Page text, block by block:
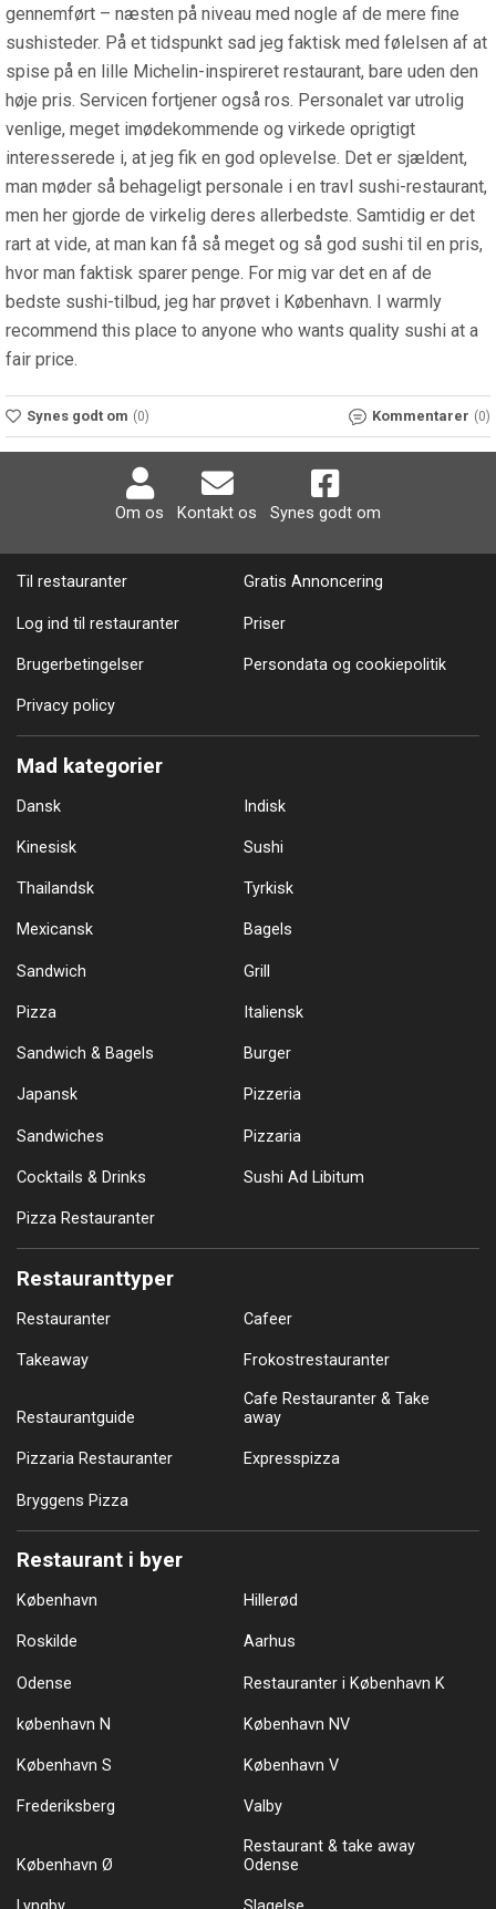
gennemført – næsten på niveau med nogle af de mere fine
sushisteder. På et tidspunkt sad jeg faktisk med følelsen af at
spise på en lille Michelin-inspireret restaurant, bare uden den
høje pris. Servicen fortjener også ros. Personalet var utrolig
venlige, meget imødekommende og virkede oprigtigt
interesserede i, at jeg fik en god oplevelse. Det er sjældent,
man møder så behageligt personale i en travl sushi-restaurant,
men her gjorde de virkelig deres allerbedste. Samtidig er det
rart at vide, at man kan få så meget og så god sushi til en pris,
hvor man faktisk sparer penge. For mig var det en af de
bedste sushi-tilbud, jeg har prøvet i København. I warmly
recommend this place to anyone who wants quality sushi at a
fair price.
Synes godt om (0) Kommentarer (0)
Om os Kontakt os Synes godt om
Til restauranter Gratis Annoncering
Log ind til restauranter Priser
Brugerbetingelser Persondata og cookiepolitik
Privacy policy
Mad kategorier
Dansk Indisk
Kinesisk Sushi
Thailandsk Tyrkisk
Mexicansk Bagels
Sandwich Grill
Pizza Italiensk
Sandwich & Bagels Burger
Japansk Pizzeria
Sandwiches Pizzaria
Cocktails & Drinks Sushi Ad Libitum
Pizza Restauranter
Restauranttyper
Restauranter Cafeer
Takeaway Frokostrestauranter
Restaurantguide
Cafe Restauranter & Take
away
Pizzaria Restauranter Expresspizza
Bryggens Pizza
Restaurant i byer
København Hillerød
Roskilde Aarhus
Odense Restauranter i København K
københavn N København NV
København S København V
Frederiksberg Valby
København Ø
Restaurant & take away
Odense